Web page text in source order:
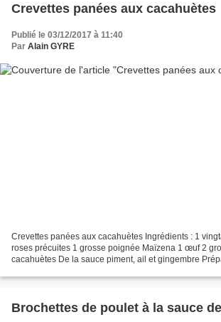
Crevettes panées aux cacahuètes
Publié le 03/12/2017 à 11:40
Par Alain GYRE
Crevettes panées aux cacahuètes Ingrédients : 1
roses précuites 1 grosse poignée Maïzena 1 œuf 2
cacahuètes De la sauce piment, ail et gingembre
Brochettes de poulet à la sauce